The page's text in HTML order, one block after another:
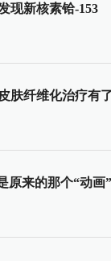
现新核素铪-153
肤纤维化治疗有
原来的那个“动画